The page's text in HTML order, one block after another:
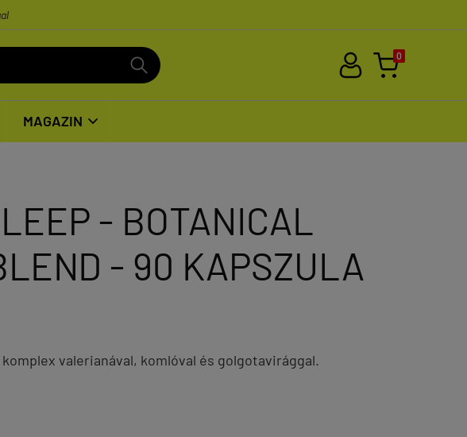
0
MAGAZIN 
- BOTANICAL
- 90 KAPSZULA
valerianával, komlóval és golgotavirággal.